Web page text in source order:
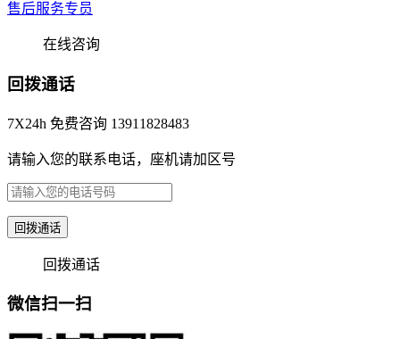
售后服务专员
在线咨询
回拨通话
7X24h 免费咨询 13911828483
请输入您的联系电话，座机请加区号
回拨通话
回拨通话
微信扫一扫